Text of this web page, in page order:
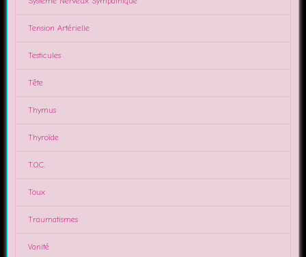
Tension Artérielle
Testicules
Tête
Thymus
Thyroïde
T.O.C.
Toux
Traumatismes
Vanité